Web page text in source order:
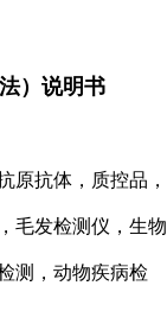
）说明书
原抗体，质控品，
毛发检测仪，生物
测，动物疾病检